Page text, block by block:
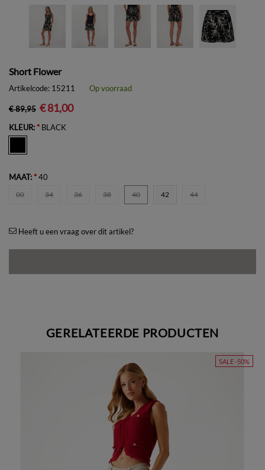
Short Flower
Artikelcode: 15211 Op voorraad
€ 89,95 € 81,00
KLEUR:* BLACK
MAAT:*40
00 34 36 38 40 42 44
Heeft u een vraag over dit artikel?
GERELATEERDE PRODUCTEN
SALE -50%